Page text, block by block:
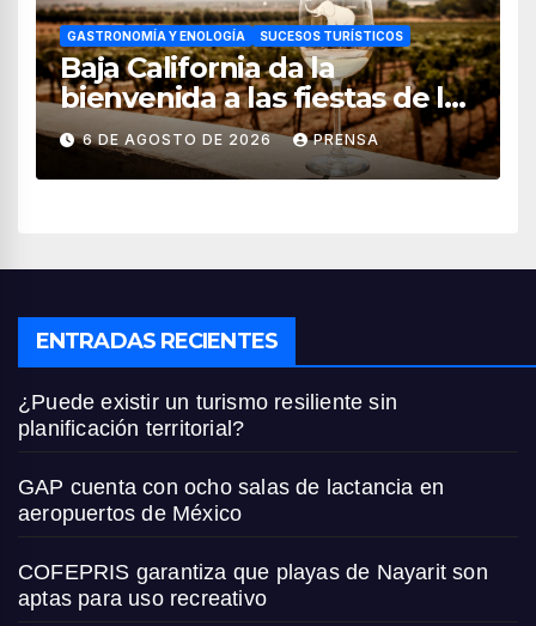
GASTRONOMÍA Y ENOLOGÍA SUCESOS TURÍSTICOS
Baja California da la
bienvenida a las fiestas de la
vendimia 2026
6 DE AGOSTO DE 2026 PRENSA
ENTRADAS RECIENTES
¿Puede existir un turismo resiliente sin
planificación territorial?
GAP cuenta con ocho salas de lactancia en
aeropuertos de México
COFEPRIS garantiza que playas de Nayarit son
aptas para uso recreativo